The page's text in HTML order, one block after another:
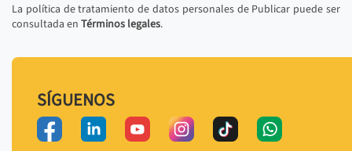
La política de tratamiento de datos personales de Publicar puede ser
consultada en Términos legales.
SÍGUENOS